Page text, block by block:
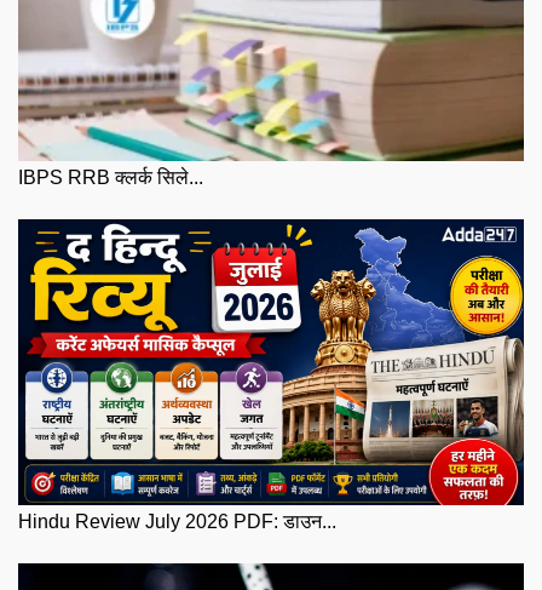
IBPS RRB क्लर्क सिले...
Hindu Review July 2026 PDF: डाउन...